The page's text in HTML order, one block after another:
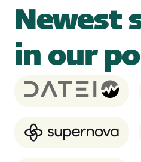
Newest
in our
Dateio
Supernova.io